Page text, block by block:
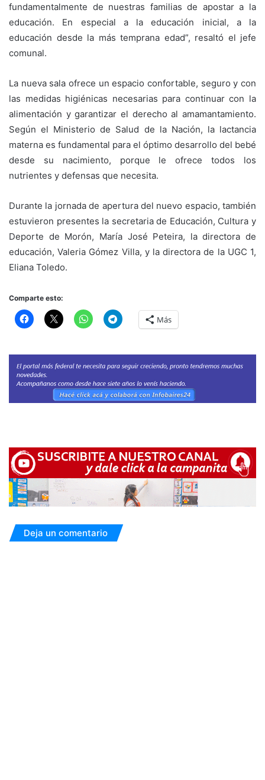
fundamentalmente de nuestras familias de apostar a la
educación. En especial a la educación inicial, a la
educación desde la más temprana edad”, resaltó el jefe
comunal.
La nueva sala ofrece un espacio confortable, seguro y con
las medidas higiénicas necesarias para continuar con la
alimentación y garantizar el derecho al amamantamiento.
Según el Ministerio de Salud de la Nación, la lactancia
materna es fundamental para el óptimo desarrollo del bebé
desde su nacimiento, porque le ofrece todos los
nutrientes y defensas que necesita.
Durante la jornada de apertura del nuevo espacio, también
estuvieron presentes la secretaria de Educación, Cultura y
Deporte de Morón, María José Peteira, la directora de
educación, Valeria Gómez Villa, y la directora de la UGC 1,
Eliana Toledo.
Comparte esto:
Más
Deja un comentario